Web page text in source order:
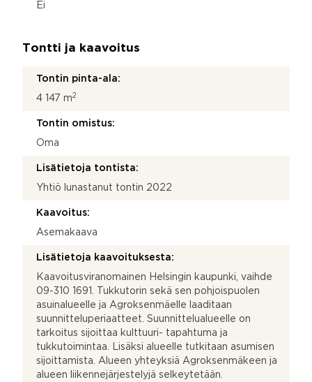
Ei
Tontti ja kaavoitus
Tontin pinta-ala:
4 147 m2
Tontin omistus:
Oma
Lisätietoja tontista:
Yhtiö lunastanut tontin 2022
Kaavoitus:
Asemakaava
Lisätietoja kaavoituksesta:
Kaavoitusviranomainen Helsingin kaupunki, vaihde
09-310 1691. Tukkutorin sekä sen pohjoispuolen
asuinalueelle ja Agroksenmäelle laaditaan
suunnitteluperiaatteet. Suunnittelualueelle on
tarkoitus sijoittaa kulttuuri- tapahtuma ja
tukkutoimintaa. Lisäksi alueelle tutkitaan asumisen
sijoittamista. Alueen yhteyksiä Agroksenmäkeen ja
alueen liikennejärjestelyjä selkeytetään.